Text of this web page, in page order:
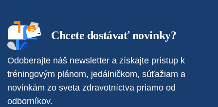
Chcete dostávať novinky?
Odoberajte náš newsletter a získajte prístup k
tréningovým plánom, jedálničkom, súťažiam a
novinkám zo sveta zdravotníctva priamo od
odborníkov.